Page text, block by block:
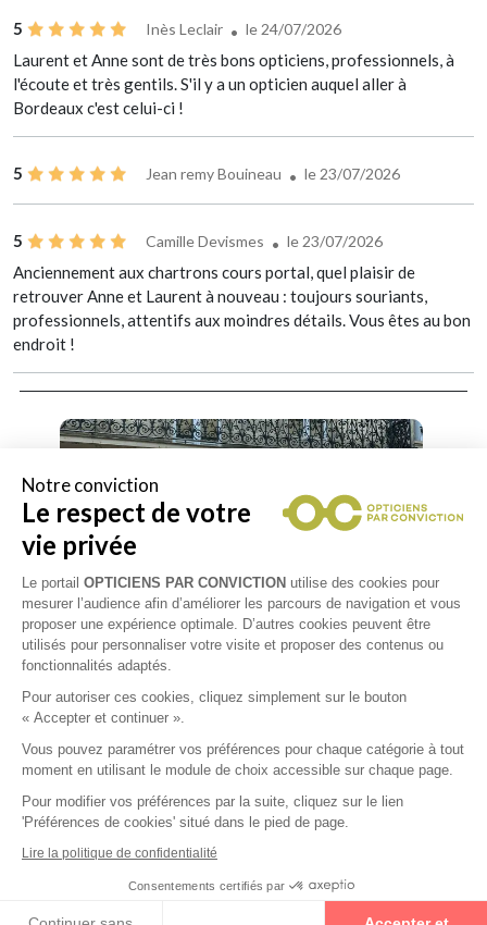
5 Inès Leclair le 24/07/2026
Laurent et Anne sont de très bons opticiens, professionnels, à
l'écoute et très gentils. S'il y a un opticien auquel aller à
Bordeaux c'est celui-ci !
5 Jean remy Bouineau le 23/07/2026
5 Camille Devismes le 23/07/2026
Anciennement aux chartrons cours portal, quel plaisir de
retrouver Anne et Laurent à nouveau : toujours souriants,
professionnels, attentifs aux moindres détails. Vous êtes au bon
endroit !
Notre conviction
Le respect de votre
vie privée
Le portail OPTICIENS PAR CONVICTION utilise des cookies pour
mesurer l’audience afin d’améliorer les parcours de navigation et vous
proposer une expérience optimale. D’autres cookies peuvent être
utilisés pour personnaliser votre visite et proposer des contenus ou
fonctionnalités adaptés.
Pour autoriser ces cookies, cliquez simplement sur le bouton
« Accepter et continuer ».
Vous pouvez paramétrer vos préférences pour chaque catégorie à tout
moment en utilisant le module de choix accessible sur chaque page.
Pour modifier vos préférences par la suite, cliquez sur le lien
'Préférences de cookies' situé dans le pied de page.
Lire la politique de confidentialité
Consentements certifiés par